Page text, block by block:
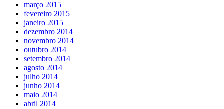
março 2015
fevereiro 2015
janeiro 2015
dezembro 2014
novembro 2014
outubro 2014
setembro 2014
agosto 2014
julho 2014
junho 2014
maio 2014
abril 2014